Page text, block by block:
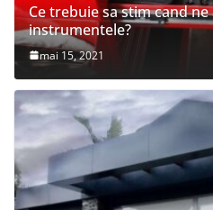
Ce trebuie sa stim cand ne
instrumentele?
mai 15, 2021